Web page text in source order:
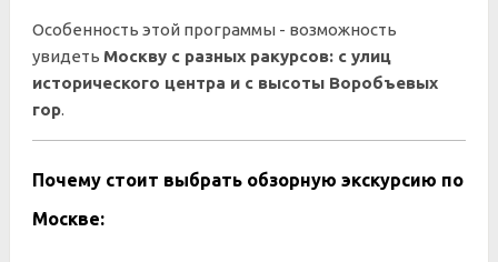
Особенность этой программы - возможность
увидеть Москву с разных ракурсов: с улиц
исторического центра и с высоты Воробъевых
гор.
Почему стоит выбрать обзорную экскурсию по
Москве: